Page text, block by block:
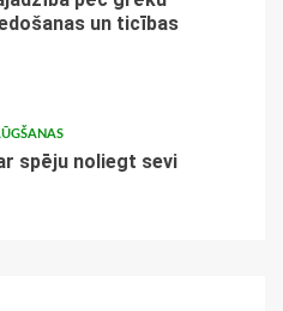
un ticības
spēju noliegt sevi